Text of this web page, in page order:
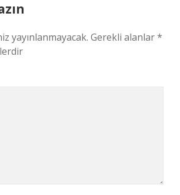
yayınlanmayacak. Gerekli alanlar*